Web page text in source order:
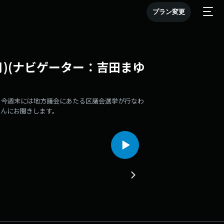
プラン変更
ナビゲーター：吉田まゆ
週末には地方議会にあたる区議会選挙が行なわ
にお聞きします。